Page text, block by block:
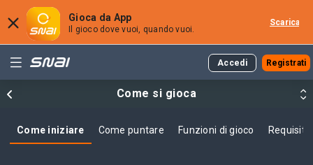
Gioca da App
Il gioco dove vuoi, quando vuoi.
Scarica
Accedi Registrati
Come si gioca
Come iniziare Come puntare Funzioni di gioco Requisiti